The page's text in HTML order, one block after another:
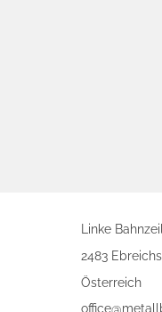
Linke
2483
Österreich